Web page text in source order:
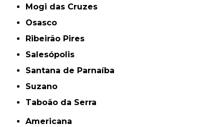
Mogi das Cruzes
Osasco
Ribeirão Pires
Salesópolis
Santana de Parnaíba
Suzano
Taboão da Serra
Americana